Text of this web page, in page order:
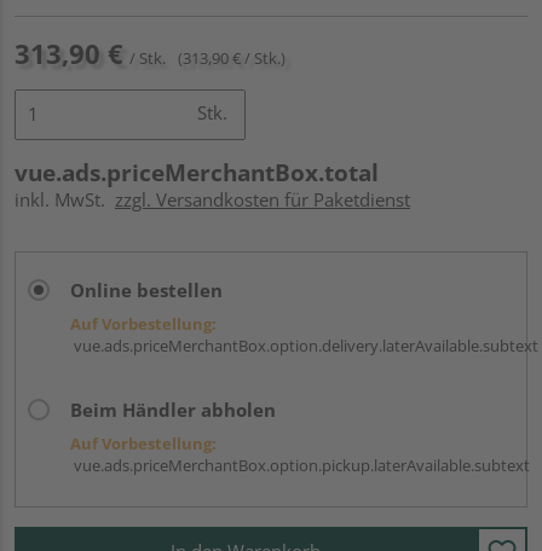
313,90 € / Stk. (313,90 € / Stk.)
Stk.
vue.ads.priceMerchantBox.total
inkl. MwSt. zzgl. Versandkosten für Paketdienst
Online bestellen
Auf Vorbestellung:
vue.ads.priceMerchantBox.option.delivery.laterAvailable.subtext
Beim Händler abholen
Auf Vorbestellung:
vue.ads.priceMerchantBox.option.pickup.laterAvailable.subtext